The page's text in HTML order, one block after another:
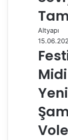
Altyapı